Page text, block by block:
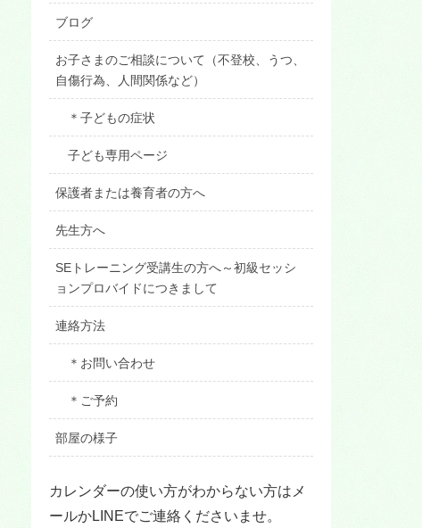
ブログ
お子さまのご相談について（不登校、うつ、
自傷行為、人間関係など）
＊子どもの症状
子ども専用ページ
保護者または養育者の方へ
先生方へ
SEトレーニング受講生の方へ～初級セッシ
ョンプロバイドにつきまして
連絡方法
＊お問い合わせ
＊ご予約
部屋の様子
カレンダーの使い方がわからない方はメ
ールかLINEでご連絡くださいませ。